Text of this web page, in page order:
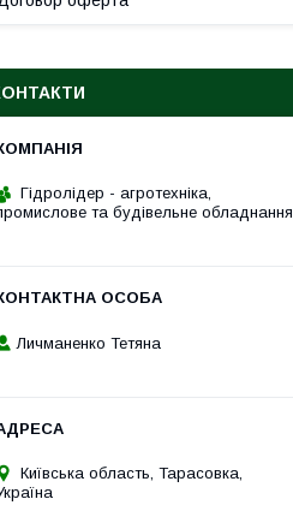
Гідролідер - агротехніка,
та будівельне обладнання
Личманенко Тетяна
Київська область, Тарасовка,